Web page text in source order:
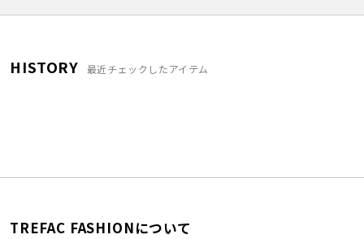
HISTORY 最近チェックしたアイテム
TREFAC FASHIONについて